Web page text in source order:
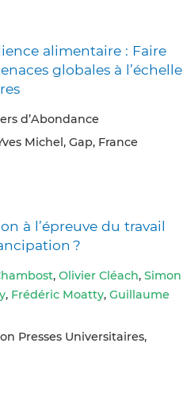
alimentaire : Faire
globales à l’échelle
d’Abondance
Michel, Gap, France
à l’épreuve du travail
?
, Olivier Cléach, Simon
, Frédéric Moatty, Guillaume
Presses Universitaires,